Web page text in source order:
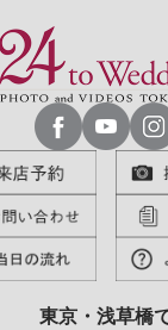
東京・浅草橋